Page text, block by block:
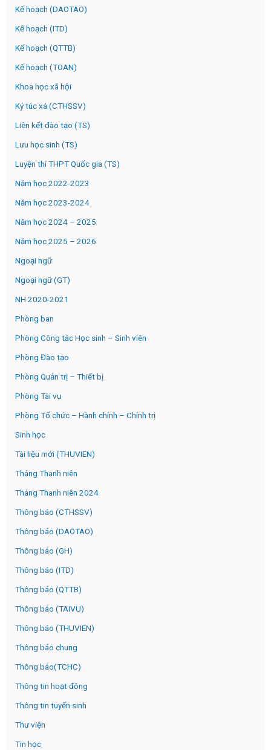
Kế hoạch (DAOTAO)
Kế hoạch (ITD)
Kế hoạch (QTTB)
Kế hoạch (TOAN)
Khoa học xã hội
Ký túc xá (CTHSSV)
Liên kết đào tạo (TS)
Lưu học sinh (TS)
Luyện thi THPT Quốc gia (TS)
Năm học 2022-2023
Năm học 2023-2024
Năm học 2024 – 2025
Năm học 2025 – 2026
Ngoại ngữ
Ngoại ngữ (GT)
NH 2020-2021
Phòng ban
Phòng Công tác Học sinh – Sinh viên
Phòng Đào tạo
Phòng Quản trị – Thiết bị
Phòng Tài vụ
Phòng Tổ chức – Hành chính – Chính trị
Sinh học
Tài liệu mới (THUVIEN)
Tháng Thanh niên
Tháng Thanh niên 2024
Thông báo (CTHSSV)
Thông báo (DAOTAO)
Thông báo (GH)
Thông báo (ITD)
Thông báo (QTTB)
Thông báo (TAIVU)
Thông báo (THUVIEN)
Thông báo chung
Thông báo(TCHC)
Thông tin hoạt đông
Thông tin tuyển sinh
Thư viện
Tin học